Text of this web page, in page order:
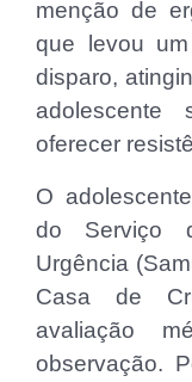
menção de
que levou
disparo,
oferecer
O
do Serviço
Urgência
Casa de
avaliação
observação.